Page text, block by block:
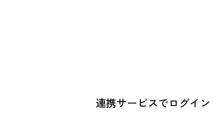
連携サービスでログイ